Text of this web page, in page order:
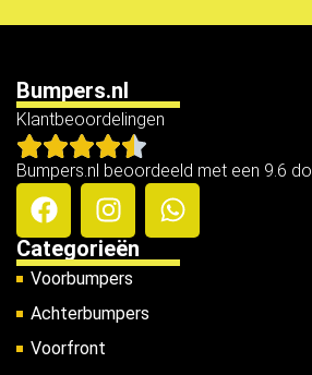
Bumpers.nl
Klantbeoordelingen
Bumpers.nl beoordeeld met een 9.6
Categorieën
Voorbumpers
Achterbumpers
Voorfront